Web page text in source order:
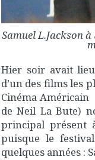
Samuel L.Jackson
Hier soir avait
d’un des films les
Cinéma Américain
de Neil La Bute)
principal présent
puisque le
quelques années :